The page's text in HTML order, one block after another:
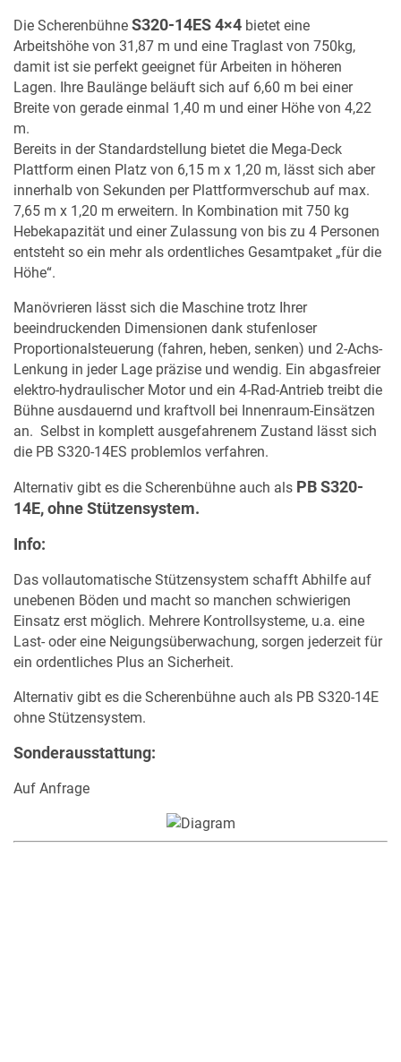
MERKLISTE
Die Scherenbühne S320-14ES 4×4 bietet eine
Arbeitshöhe von 31,87 m und eine Traglast von 750kg,
damit ist sie perfekt geeignet für Arbeiten in höheren
Lagen. Ihre Baulänge beläuft sich auf 6,60 m bei einer
Breite von gerade einmal 1,40 m und einer Höhe von 4,22
m.
Bereits in der Standardstellung bietet die Mega-Deck
Plattform einen Platz von 6,15 m x 1,20 m, lässt sich aber
innerhalb von Sekunden per Plattformverschub auf max.
7,65 m x 1,20 m erweitern. In Kombination mit 750 kg
Hebekapazität und einer Zulassung von bis zu 4 Personen
entsteht so ein mehr als ordentliches Gesamtpaket „für die
Höhe“.
Manövrieren lässt sich die Maschine trotz Ihrer
beeindruckenden Dimensionen dank stufenloser
Proportionalsteuerung (fahren, heben, senken) und 2-Achs-
Lenkung in jeder Lage präzise und wendig. Ein abgasfreier
elektro-hydraulischer Motor und ein 4-Rad-Antrieb treibt die
Bühne ausdauernd und kraftvoll bei Innenraum-Einsätzen
an. Selbst in komplett ausgefahrenem Zustand lässt sich
die PB S320-14ES problemlos verfahren.
Alternativ gibt es die Scherenbühne auch als PB S320-
14E, ohne Stützensystem.
Info:
Das vollautomatische Stützensystem schafft Abhilfe auf
unebenen Böden und macht so manchen schwierigen
Einsatz erst möglich. Mehrere Kontrollsysteme, u.a. eine
Last- oder eine Neigungsüberwachung, sorgen jederzeit für
ein ordentliches Plus an Sicherheit.
Alternativ gibt es die Scherenbühne auch als PB S320-14E
ohne Stützensystem.
Sonderausstattung:
Auf Anfrage